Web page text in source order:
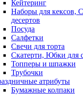
Кейтеринг
Наборы для кексов,
десертов
Посуда
Салфетки
Свечи для торта
Скатерти, Юбки для
Топперы и шпажки
Трубочки
атрибуты
Бумажные колпаки